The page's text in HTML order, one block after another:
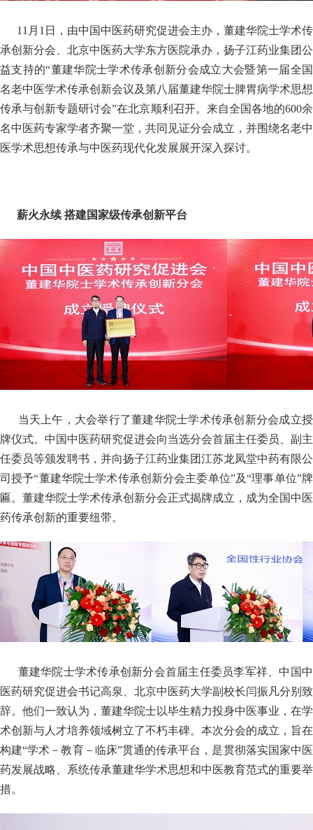
11月1日，由中国中医药研究促进会主办，董建华院士学术传
承创新分会、北京中医药大学东方医院承办，扬子江药业集团公
益支持的“董建华院士学术传承创新分会成立大会暨第一届全国
名老中医学术传承创新会议及第八届董建华院士脾胃病学术思想
传承与创新专题研讨会”在北京顺利召开。来自全国各地的600余
名中医药专家学者齐聚一堂，共同见证分会成立，并围绕名老中
医学术思想传承与中医药现代化发展展开深入探讨。
薪火永续搭建国家级传承创新平台
当天上午，大会举行了董建华院士学术传承创新分会成立授
牌仪式。中国中医药研究促进会向当选分会首届主任委员、副主
任委员等颁发聘书，并向扬子江药业集团江苏龙凤堂中药有限公
司授予“董建华院士学术传承创新分会主委单位”及“理事单位”牌
匾。董建华院士学术传承创新分会正式揭牌成立，成为全国中医
药传承创新的重要纽带。
董建华院士学术传承创新分会首届主任委员李军祥、中国中
医药研究促进会书记高泉、北京中医药大学副校长闫振凡分别致
辞。他们一致认为，董建华院士以毕生精力投身中医事业，在学
术创新与人才培养领域树立了不朽丰碑。本次分会的成立，旨在
构建“学术－教育－临床”贯通的传承平台，是贯彻落实国家中医
药发展战略、系统传承董建华学术思想和中医教育范式的重要举
措。